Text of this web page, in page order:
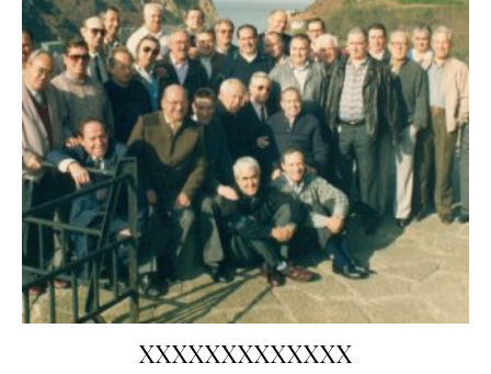
XXXXXXXXXXXXX